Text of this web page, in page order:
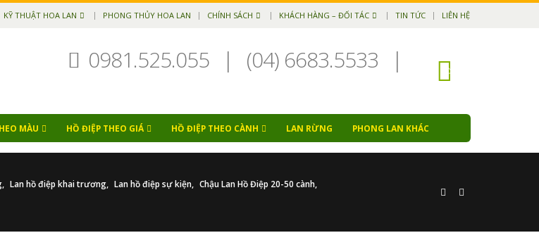
KỸ THUẬT HOA LAN PHONG THỦY HOA LAN CHÍNH SÁCH KHÁCH HÀNG – ĐỐI TÁC TIN TỨC LIÊN HỆ
0981.525.055 | (04) 6683.5533 |
MÀU HỒ ĐIỆP THEO GIÁ HỒ ĐIỆP THEO CÀNH LAN RỪNG PHONG LAN KHÁC
, Lan hồ điệp khai trương, Lan hồ điệp sự kiện, Chậu Lan Hồ Điệp 20-50 cành,